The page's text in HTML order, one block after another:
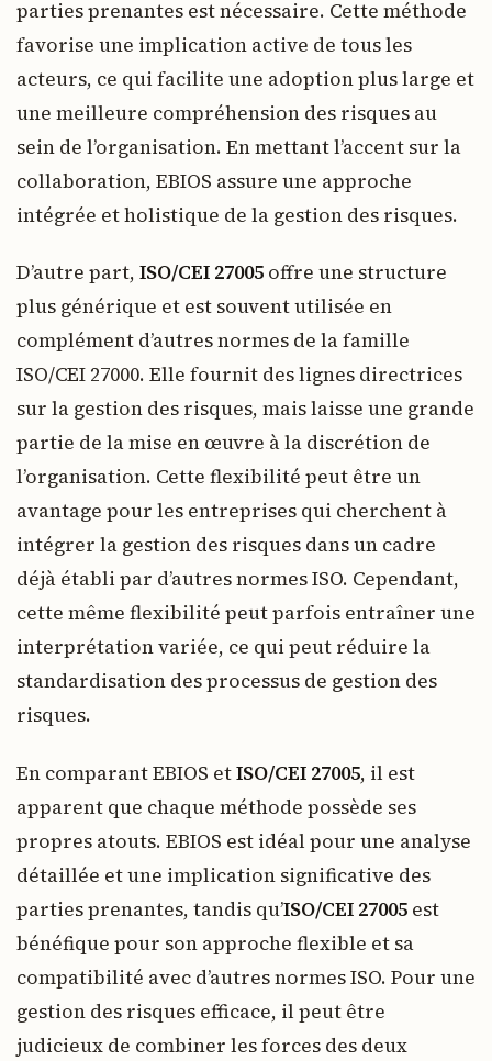
parties prenantes est nécessaire. Cette méthode
favorise une implication active de tous les
acteurs, ce qui facilite une adoption plus large et
une meilleure compréhension des risques au
sein de l’organisation. En mettant l’accent sur la
collaboration, EBIOS assure une approche
intégrée et holistique de la gestion des risques.
D’autre part, ISO/CEI 27005 offre une structure
plus générique et est souvent utilisée en
complément d’autres normes de la famille
ISO/CEI 27000. Elle fournit des lignes directrices
sur la gestion des risques, mais laisse une grande
partie de la mise en œuvre à la discrétion de
l’organisation. Cette flexibilité peut être un
avantage pour les entreprises qui cherchent à
intégrer la gestion des risques dans un cadre
déjà établi par d’autres normes ISO. Cependant,
cette même flexibilité peut parfois entraîner une
interprétation variée, ce qui peut réduire la
standardisation des processus de gestion des
risques.
En comparant EBIOS etISO/CEI 27005, il est
apparent que chaque méthode possède ses
propres atouts. EBIOS est idéal pour une analyse
détaillée et une implication significative des
parties prenantes, tandis qu’ISO/CEI 27005 est
bénéfique pour son approche flexible et sa
compatibilité avec d’autres normes ISO. Pour une
gestion des risques efficace, il peut être
judicieux de combiner les forces des deux